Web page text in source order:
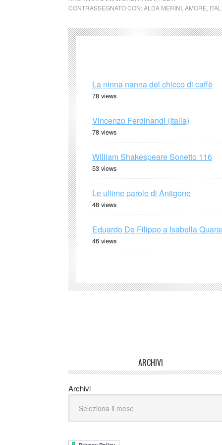
CONTRASSEGNATO CON:ALDA MERINI AMORE
La ninna nanna del chicco di caffè
78 views
Vincenzo Ferdinandi (Italia)
78 views
William Shakespeare Sonetto 116
53 views
Le ultime parole di Antigone
48 views
Eduardo De Filippo a Isabella
46 views
ARCHIVI
Archivi